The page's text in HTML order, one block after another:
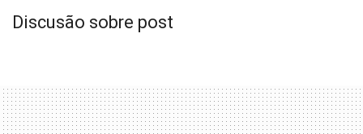
Discusão sobre post